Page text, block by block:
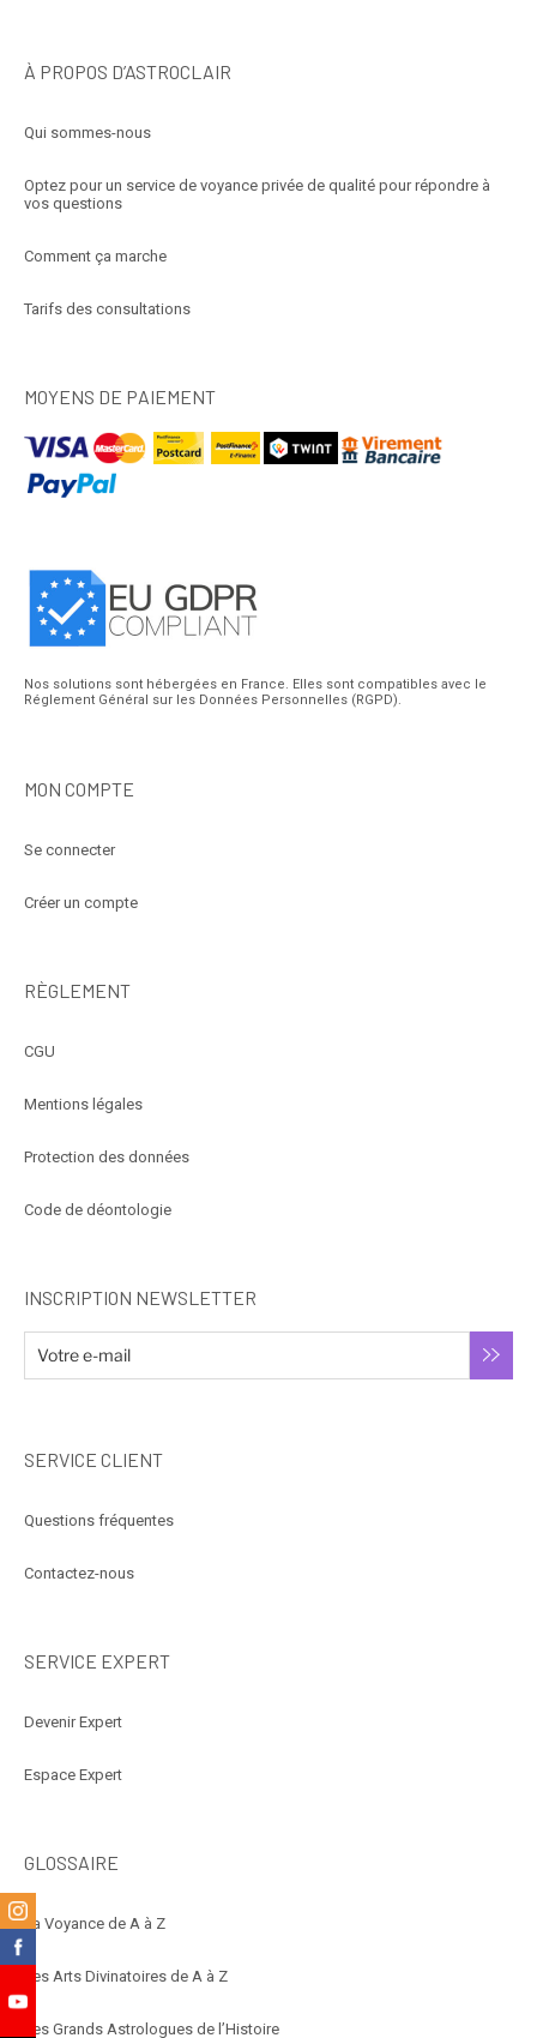
À PROPOS D’ASTROCLAIR
Qui sommes-nous
Optez pour un service de voyance privée de qualité pour répondre à
vos questions
Comment ça marche
Tarifs des consultations
MOYENS DE PAIEMENT
Nos solutions sont hébergées en France. Elles sont compatibles avec le
Réglement Général sur les Données Personnelles (RGPD).
MON COMPTE
Se connecter
Créer un compte
RÈGLEMENT
CGU
Mentions légales
Protection des données
Code de déontologie
INSCRIPTION NEWSLETTER
SERVICE CLIENT
Questions fréquentes
Contactez-nous
SERVICE EXPERT
Devenir Expert
Espace Expert
GLOSSAIRE
La Voyance de A à Z
Les Arts Divinatoires de A à Z
Les Grands Astrologues de l’Histoire